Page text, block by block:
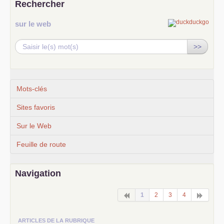
Rechercher
sur le web
>>
Mots-clés
Sites favoris
Sur le Web
Feuille de route
Navigation
1 2 3 4
ARTICLES DE LA RUBRIQUE